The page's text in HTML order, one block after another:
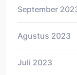
September
Agustus 2023
Juli 2023